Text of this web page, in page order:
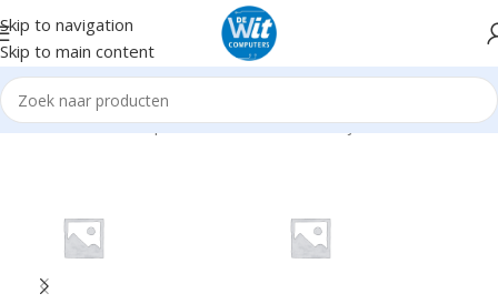
Skip to navigation
Skip to main content
Home Product Compatible Printers HP Deskjet500c